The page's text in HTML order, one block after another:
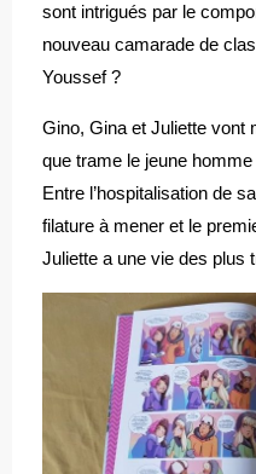
sont intrigués par le
nouveau camarade de
Youssef ?
Gino, Gina et Juliette vont
que trame le jeune
Entre l’hospitalisation de
filature à mener et le
Juliette a une vie des plus